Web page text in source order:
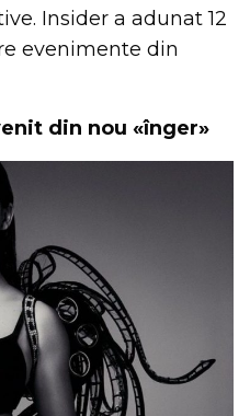
Insider a adunat 12
evenimente din
din nou «înger»